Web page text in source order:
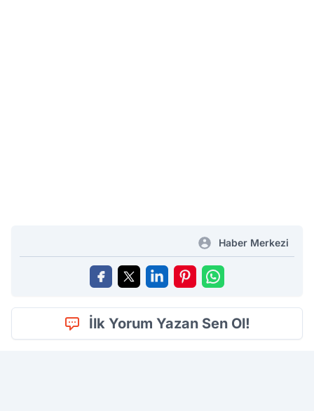
Haber Merkezi
İlk Yorum Yazan Sen Ol!